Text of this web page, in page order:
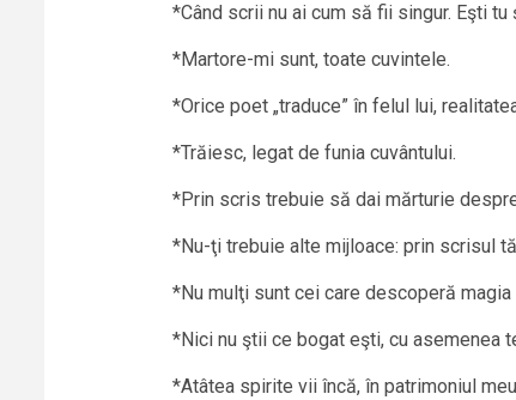
*Când scrii nu ai cum să fii singur. Eşti tu
*Martore-mi sunt, toate cuvintele.
*Orice poet „traduce” în felul lui,
*Trăiesc, legat de funia cuvântului.
*Prin scris trebuie să dai mărturie
*Nu-ţi trebuie alte mijloace: prin scrisul
*Nu mulţi sunt cei care descoperă
*Nici nu ştii ce bogat eşti, cu asemenea
*Atâtea spirite vii încă, în patrimoniul